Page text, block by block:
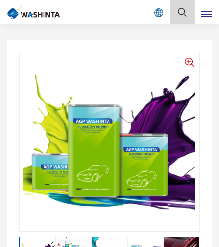
Mix Color Online
Deutsch
Русский
Español
Português
日本語